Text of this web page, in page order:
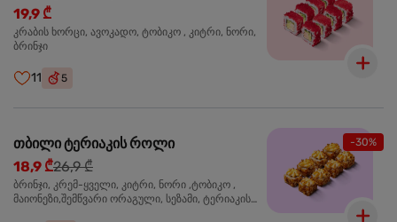
19,9 ₾
კრაბის ხორცი, ავოკადო, ტობიკო , კიტრი, ნორი,
ბრინჯი
11 5
-30%
თბილი ტერიაკის როლი
18,9 ₾26,9 ₾
ბრინჯი, კრემ-ყველი, კიტრი, ნორი ,ტობიკო ,
მაიონეზი,შემწვარი ორაგული, სეზამი, ტერიაკის